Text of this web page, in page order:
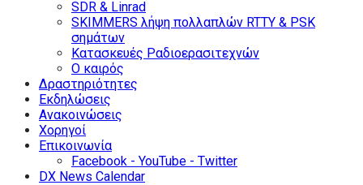
SDR & Linrad
SKIMMERS λήψη πολλαπλών RTTY & PSK
σημάτων
Κατασκευές Ραδιοερασιτεχνών
Ο καιρός
Δραστηριότητες
Εκδηλώσεις
Ανακοινώσεις
Χορηγοί
Επικοινωνία
Facebook - YouTube - Twitter
DX News Calendar